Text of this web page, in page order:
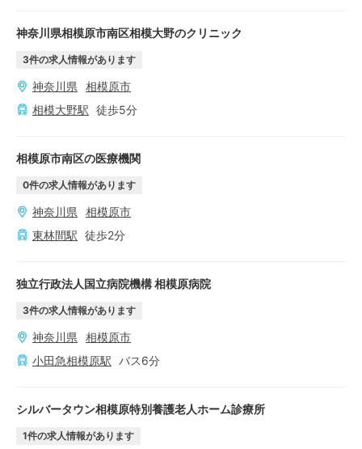
神奈川県相模原市南区相模大野のクリニック
3件の求人情報があります
神奈川県
相模原市
相模大野駅 徒歩5分
相模原市南区の医療機関
0件の求人情報があります
神奈川県
相模原市
東林間駅 徒歩2分
独立行政法人国立病院機構 相模原病院
3件の求人情報があります
神奈川県
相模原市
小田急相模原駅 バス6分
シルバータウン相模原特別養護老人ホーム診療所
1件の求人情報があります